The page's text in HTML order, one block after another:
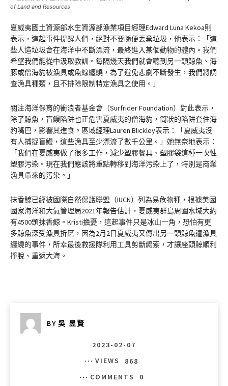
of Land and Resources
夏威夷國土資源部水生資源部漁業項目經理Edward Luna Kekoa則
表示，這起事件提醒人們，絕對不要隨便丟棄垃圾，他表示：「這
些人造垃圾會在海洋中不斷漂流，最終進入某個動物的體內。我們
希望我們能從中汲取教訓。每隔幾天我們就會聽到另一頭鯨魚、海
豚或僧海豹被漁具或魚線纏繞，為了避免悲劇不斷發生，我們將調
查漁具種類，且不排除限制特定漁具之使用。」
關注海洋保育的衝浪者基金會（Surfrider Foundation）對此表示，
除了鯨魚，盲鰻陷阱也正危害夏威夷的僧海豹，筒狀的陷阱套住海
豹嘴巴，影響其進食。區域經理Lauren Blickley表示：「夏威夷沒
有人捕捉盲鰻，這些漁具至少漂流了數千公里。」她無奈地表示：
「我們在夏威夷做了很多工作，減少塑膠餐具、塑膠袋這種一次性
塑膠污染。現在我們應該將重點轉移到海洋污染上了，特別是商業
漁具帶來的污染。」
抹香鯨已經被國際自然保護聯盟（IUCN）列為易危物種，根據美國
國家海洋和大氣管理局2021年報告估計，夏威夷群島周圍水域大約
有4500頭抹香鯨。Kristi擔憂，這起事件只是冰山一角，恐怕有更
多鯨魚深受漁具折磨，因為2月2日夏威夷又傳出另一頭鯨魚遭漁具
纏繞的事件，所幸最後救援隊利用工具剪斷繩索，才讓座頭鯨順利
掙脫、重返大海。
BY 吳 昱賢
2023-02-07
VIEWS
868
COMMENTS
0